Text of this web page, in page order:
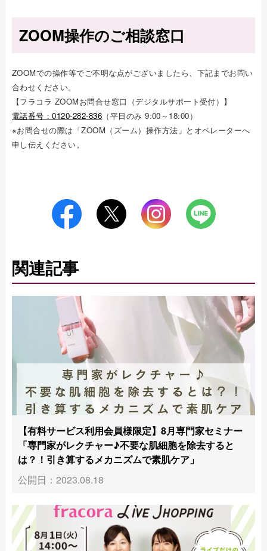
ZOOM操作のご相談窓口
ZOOMでの操作等でご不明な点がございましたら、下記までお問い
合わせください。
【フラコラ ZOOMお問合せ窓口（デジタルサポート受付）】
電話番号：0120-282-836 （平日のみ 9:00～18:00）
※お問合せの際は「ZOOM（ズーム）操作方法」とオペレーターへ
申し伝えください。
関連記事
【有料サービス利用会員様限定】8月専門家セミナー
「専門家がレクチャー♪不要な肌細胞を除去すると
は？！引き算するメカニズムで素肌ケア」
公開日：2023.08.18